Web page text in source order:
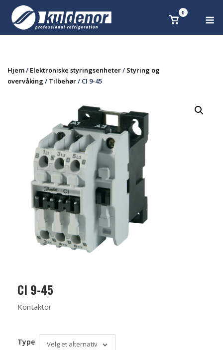
content
Se 0
Hjem/ Elektroniske styringsenheter/ Styring og
overvåking / Tilbehør/ CI 9-45
CI 9-45
Kontaktor
Type Velg et alternativ